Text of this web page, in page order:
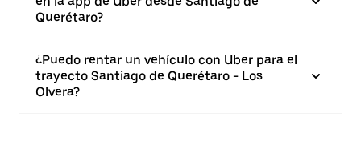
Querétaro?
¿Puedo rentar un vehículo con Uber para el
trayecto Santiago de Querétaro - Los
Olvera?